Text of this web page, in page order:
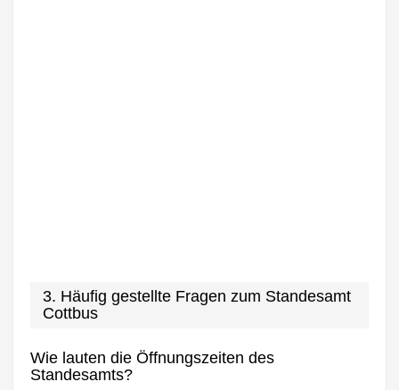
3. Häufig gestellte Fragen zum Standesamt
Cottbus
Wie lauten die Öffnungszeiten des
Standesamts?